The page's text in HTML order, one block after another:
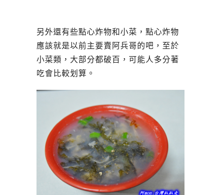
另外還有些點心炸物和小菜，點心炸物
應該就是以前主要賣阿兵哥的吧，至於
小菜類，大部分都破百，可能人多分著
吃會比較划算。